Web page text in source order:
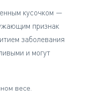
кусочком —
признак
заболевания
и могут
весе.